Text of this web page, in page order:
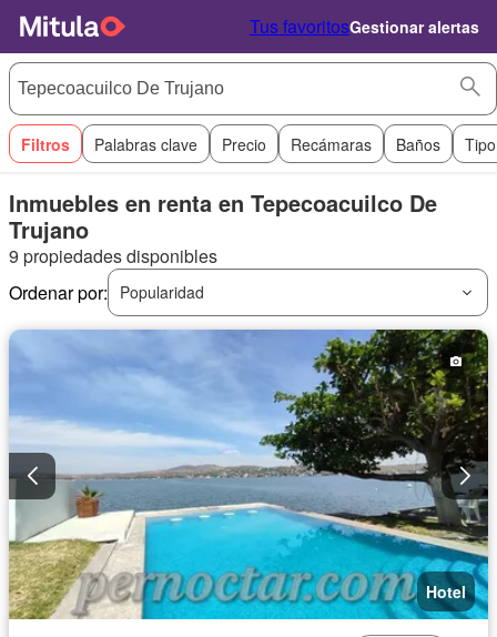
Tus favoritosGestionar alertas
Filtros Palabras clave Precio Recámaras Baños
Inmuebles en renta en Tepecoacuilco De
Trujano
9 propiedades disponibles
Ordenar por:
Popularidad
Hotel